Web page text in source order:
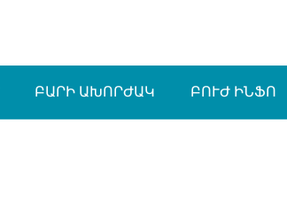
ԲԱՐԻ ԱԽՈՐԺԱԿ ԲՈՒԺ ԻՆՖՈ